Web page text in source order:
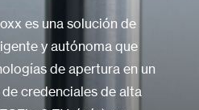
es una solución de
y autónoma que
de apertura en un
credenciales de alta